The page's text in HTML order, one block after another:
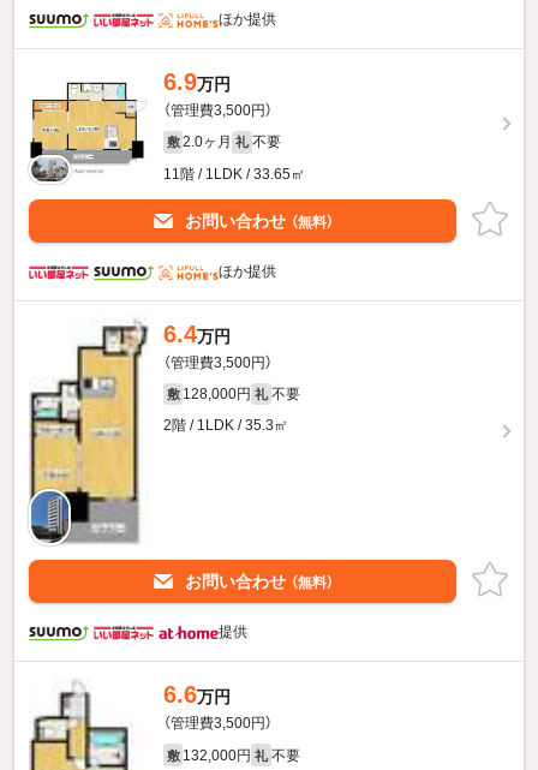
ほか提供
6.9万円
（管理費3,500円）
敷 2.0ヶ月 礼 不要
11階 / 1LDK / 33.65㎡
お問い合わせ （無料）
ほか提供
6.4万円
（管理費3,500円）
敷 128,000円 礼 不要
2階 / 1LDK / 35.3㎡
お問い合わせ （無料）
提供
6.6万円
（管理費3,500円）
敷 132,000円 礼 不要